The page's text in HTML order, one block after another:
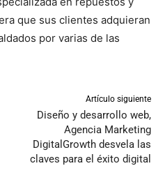
que sus clientes adquieran
por varias de las
Artículo siguiente
Diseño y desarrollo web,
Agencia Marketing
DigitalGrowth desvela las
claves para el éxito digital